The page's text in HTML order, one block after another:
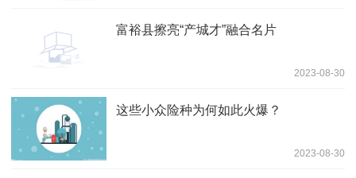
富裕县擦亮“产城才”融合名片
2023-08-30
这些小众险种为何如此火爆？
2023-08-30